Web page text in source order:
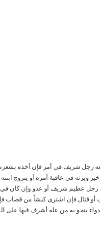
رجل شريف في أمر فإن أخذه
ويرثه في عاقبة أمره أو يتزوج
رجل عظيم شريف أو عدو وإن كان
قتال فإن اشترى كبشاً من قصاب
بدواء ينجو به من علة أشرف فيها